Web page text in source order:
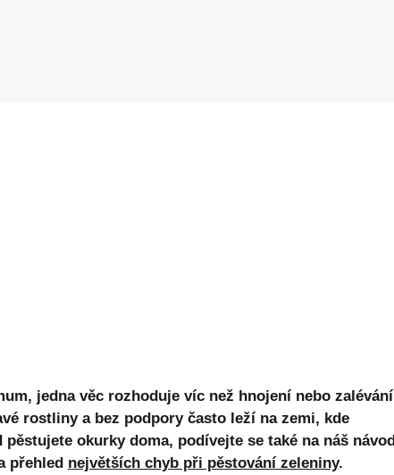
jedna věc rozhoduje víc než hnojení nebo zalévání
rostliny a bez podpory často leží na zemi, kde
okurky doma, podívejte se také na náš návod
přehled největších chyb při pěstování zeleniny.